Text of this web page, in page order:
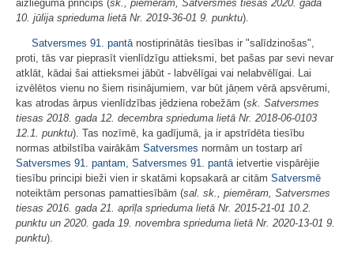
aizlieguma princips (sk., piemēram, Satversmes tiesas 2020. gada
10. jūlija sprieduma lietā Nr. 2019‑36‑01 9. punktu).
Satversmes 91. pantānostiprinātās tiesības ir "salīdzinošas",
proti, tās var pieprasīt vienlīdzīgu attieksmi, bet pašas par sevi nevar
atklāt, kādai šai attieksmei jābūt - labvēlīgai vai nelabvēlīgai. Lai
izvēlētos vienu no šiem risinājumiem, var būt jāņem vērā apsvērumi,
kas atrodas ārpus vienlīdzības jēdziena robežām (sk. Satversmes
tiesas 2018. gada 12. decembra sprieduma lietā Nr. 2018‑06‑0103
12.1. punktu). Tas nozīmē, ka gadījumā, ja ir apstrīdēta tiesību
normas atbilstība vairākām Satversmes normām un tostarp arī
Satversmes 91. pantam, Satversmes 91. pantāietvertie vispārējie
tiesību principi bieži vien ir skatāmi kopsakarā ar citām Satversmē
noteiktām personas pamattiesībām (sal. sk., piemēram, Satversmes
tiesas 2016. gada 21. aprīļa sprieduma lietā Nr. 2015‑21‑01 10.2.
punktu un 2020. gada 19. novembra sprieduma lietā Nr. 2020‑13‑01 9.
punktu).